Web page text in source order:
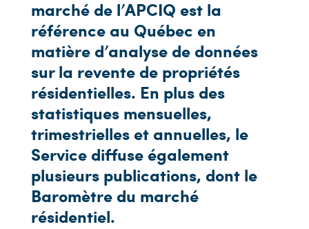
marché de l’APCIQ est la
référence au Québec en
matière d’analyse de données
sur la revente de propriétés
résidentielles. En plus des
statistiques mensuelles,
trimestrielles et annuelles, le
Service diffuse également
plusieurs publications, dont le
Baromètre du marché
résidentiel.